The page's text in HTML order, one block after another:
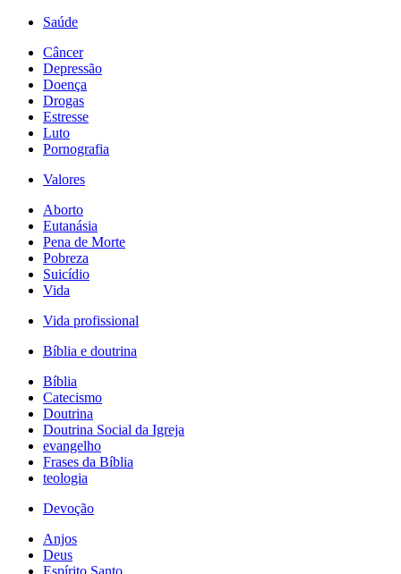
Saúde
Câncer
Depressão
Doença
Drogas
Estresse
Luto
Pornografia
Valores
Aborto
Eutanásia
Pena de Morte
Pobreza
Suicídio
Vida
Vida profissional
Bíblia e doutrina
Bíblia
Catecismo
Doutrina
Doutrina Social da Igreja
evangelho
Frases da Bíblia
teologia
Devoção
Anjos
Deus
Espírito Santo